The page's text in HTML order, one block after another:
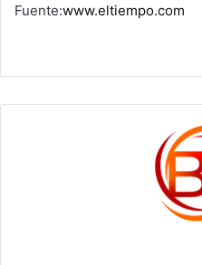
Fuente:www.eltiempo.com